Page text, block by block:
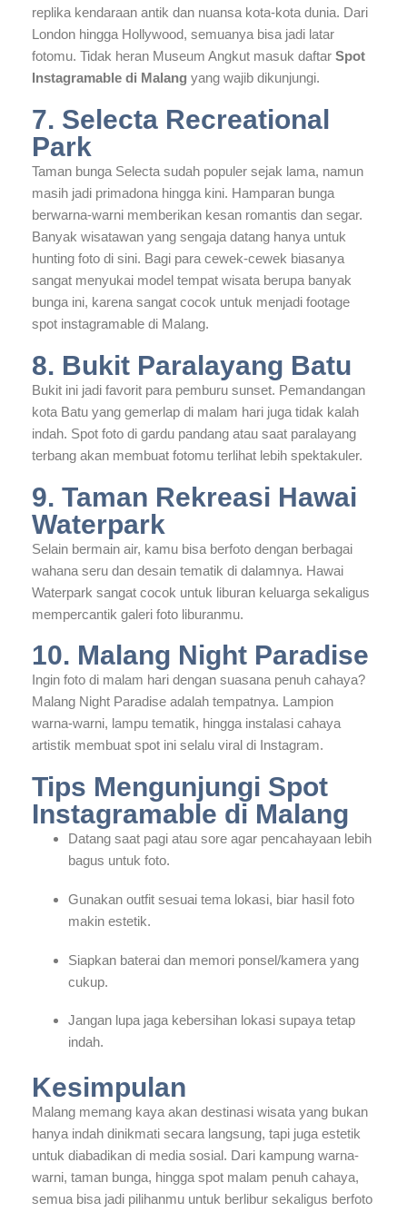
replika kendaraan antik dan nuansa kota-kota dunia. Dari
London hingga Hollywood, semuanya bisa jadi latar
fotomu. Tidak heran Museum Angkut masuk daftar Spot
Instagramable di Malang yang wajib dikunjungi.
7. Selecta Recreational
Park
Taman bunga Selecta sudah populer sejak lama, namun
masih jadi primadona hingga kini. Hamparan bunga
berwarna-warni memberikan kesan romantis dan segar.
Banyak wisatawan yang sengaja datang hanya untuk
hunting foto di sini. Bagi para cewek-cewek biasanya
sangat menyukai model tempat wisata berupa banyak
bunga ini, karena sangat cocok untuk menjadi footage
spot instagramable di Malang.
8. Bukit Paralayang Batu
Bukit ini jadi favorit para pemburu sunset. Pemandangan
kota Batu yang gemerlap di malam hari juga tidak kalah
indah. Spot foto di gardu pandang atau saat paralayang
terbang akan membuat fotomu terlihat lebih spektakuler.
9. Taman Rekreasi Hawai
Waterpark
Selain bermain air, kamu bisa berfoto dengan berbagai
wahana seru dan desain tematik di dalamnya. Hawai
Waterpark sangat cocok untuk liburan keluarga sekaligus
mempercantik galeri foto liburanmu.
10. Malang Night Paradise
Ingin foto di malam hari dengan suasana penuh cahaya?
Malang Night Paradise adalah tempatnya. Lampion
warna-warni, lampu tematik, hingga instalasi cahaya
artistik membuat spot ini selalu viral di Instagram.
Tips Mengunjungi Spot
Instagramable di Malang
Datang saat pagi atau sore agar pencahayaan lebih
bagus untuk foto.
Gunakan outfit sesuai tema lokasi, biar hasil foto
makin estetik.
Siapkan baterai dan memori ponsel/kamera yang
cukup.
Jangan lupa jaga kebersihan lokasi supaya tetap
indah.
Kesimpulan
Malang memang kaya akan destinasi wisata yang bukan
hanya indah dinikmati secara langsung, tapi juga estetik
untuk diabadikan di media sosial. Dari kampung warna-
warni, taman bunga, hingga spot malam penuh cahaya,
semua bisa jadi pilihanmu untuk berlibur sekaligus berfoto